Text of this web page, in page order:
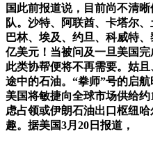
国此前报道说，目前尚不清
队。沙特、阿联酋、卡塔尔
巴林、埃及、约旦、科威特
亿美元！当被问及一旦美国完
此类协帮便将不再需要。姑
途中的石油。“拳师”号的启
美国将敏捷向全球市场供给
虑占领或伊朗石油出口枢纽
趣。据美国3月20日报道，